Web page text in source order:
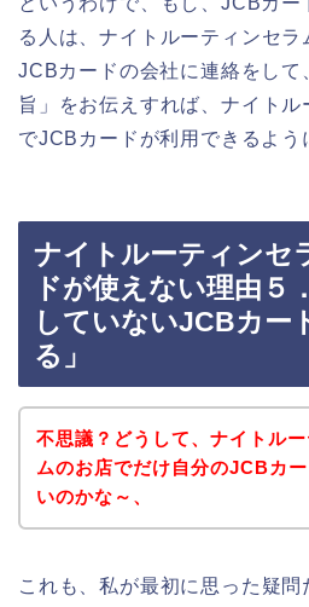
る人は、ナイトルーティンセラ
JCBカードの会社に連絡をして
旨」をお伝えすれば、ナイト
でJCBカードが利用できるよう
ナイトルーティンセ
ドが使えない理由５
していないJCBカー
る」
不思議？どうして、ナイトル
ムのお店でだけ自分のJCBカ
いのかな～、
これも、私が最初に思った疑問